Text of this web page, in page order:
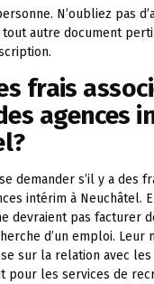
N’oubliez pas
tout autre document
frais
agences
demander s’il y a des
intérim à Neuchâtel.
devraient pas facturer
d’un emploi. Leur
sur la relation avec
pour les services de